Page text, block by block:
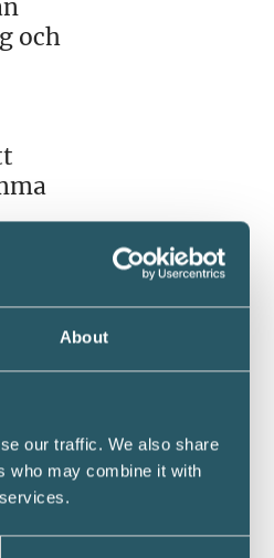
About
our traffic. We also share
who may combine it with
och